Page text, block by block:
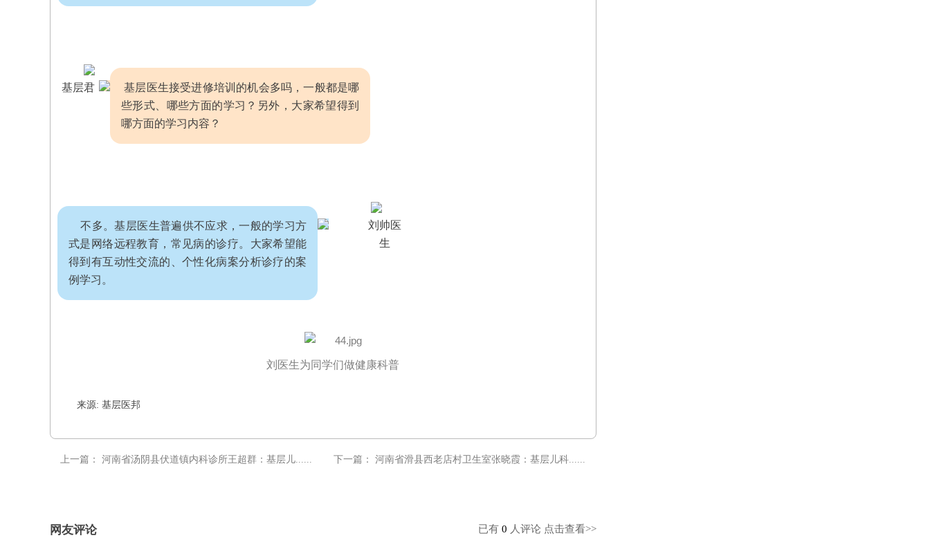
基层君
基层医生接受进修培训的机会多吗，一般都是哪
些形式、哪些方面的学习？另外，大家希望得到
哪方面的学习内容？
不多。基层医生普遍供不应求，一般的学习方
式是网络远程教育，常见病的诊疗。大家希望能
得到有互动性交流的、个性化病案分析诊疗的案
例学习。
刘帅医
生
刘医生为同学们做健康科普
来源: 基层医邦
上一篇： 河南省汤阴县伏道镇内科诊所王超群：基层儿...... 下一篇： 河南省滑县西老店村卫生室张晓霞：基层儿科......
网友评论 已有 0 人评论 点击查看>>